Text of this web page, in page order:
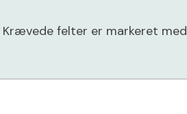
Krævede felter er markeret med